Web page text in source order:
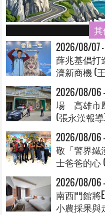
2026/08/07
薛兆基倡
濟新商機 (
2026/08/06
場 高雄市
(張永漢報
2026/08/06
敬「警界鐵
士爸爸的心
2026/08/06
南西門館將
小農採果與